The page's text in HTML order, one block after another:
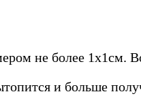
не более 1х1см.
и больше